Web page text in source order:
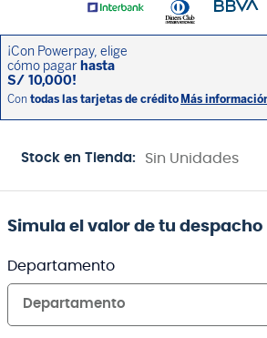
Stock en Tienda: Sin Unidades
Simula el valor de tu despacho
Departamento
Departamento